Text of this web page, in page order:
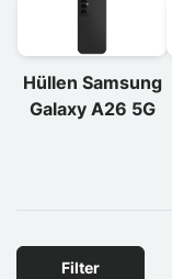
Hüllen Samsung
Galaxy A26 5G
Filter